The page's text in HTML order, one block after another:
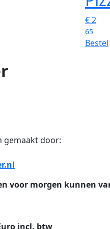
€2
65
Bestel
gemaakt door:
voor morgen kunnen
incl. btw